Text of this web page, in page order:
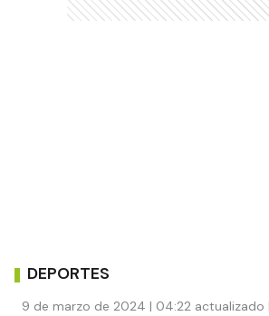
DEPORTES
9 de marzo de 2024 | 04:22 actualizado